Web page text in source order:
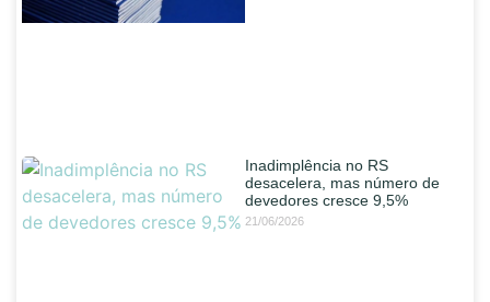
Inadimplência no RS
desacelera, mas número de
devedores cresce 9,5%
21/06/2026